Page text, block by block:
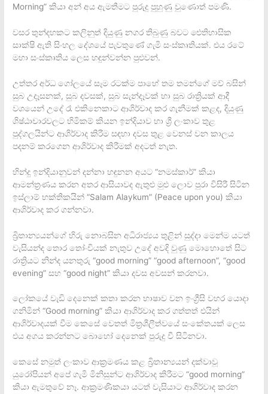
Morning” කියා අන් අය ඇමතීමට පුරුදු පුහුණු වුණොත් පමණි.
වසර තුන්දහකට කලිනුත් දියුණු නගර තිබුණු බවට ඓතිහාසික
සාක්ෂි ඇති සිංහල දේශයේ පැවතුණේ ගැමි සංස්කෘතියක්. එය රටේ
මහා සංස්කෘතිය ලෙස හඳුන්වන්න පුළුවන්.
උත්තර අර්ධ ගෝලයේ සෑම රටක්ම පාහේ තම තමන්ගේ මව් බසින්
සුබ උදෑසනක්, සුබ දවසක්, සුබ සැන්දෑවක් හා සුබ රාත්‍රියක් ආදී
වශයෙන් උදේ රෑ එකිනෙකාට ආශිර්වාද කර ගැනීමක් කළද, දියුණු
ශිෂ්ඨාචාරවලට හිමිකම් කියන ඉන්දියාව හා ශ්‍රී ලංකාව තුළ
පුද්ගලයින්ට ආශිර්වාද කිරීම සඳහා දවස තුළ වෙනස් වන කාලය
පදනම් කරගෙන ආශිර්වාද කිරීමක් අදටත් නැත.
හින්දු ඉන්දියානුවන් දන්නා හඳුනන අයට “නමස්කාර්” කියා
ආමන්ත්‍රණය කරන අතර ආසියාවද ඇතුළු මුළු ලොව පුරා විසිරී සිටින
ඉස්ලාම් භක්තිකයින් “Salam Alaykum” (Peace upon you) කියා
ආශිර්වාද කර ගන්නවා.
බ්‍රිතාන්‍යයන්ගේ හිරු නොබසින අධිරාජ්‍යය තුළින් සුද්දා මෙන්ම යටත්
වැසියන්ද තොර තෝංචියක් නැතුව උදේ අවදි වුණු මොහොතේ සිට
රාත්‍රියට නින්ද යනතුරු “good morning” “good afternoon”, “good
evening” සහ “good night” කියා දවස අවසන් කරනවා.
ලෝකයේ වැඩි දෙනෙක් කතා කරන භාෂාව වන ඉංග්‍රීසි වහර යොදා
ගනිමින් “Good morning” කියා ආශිර්වාද කර ගත්තත් එයින්
ආශිර්වාදයක් වීම කෙසේ වෙතත් මිත්‍රශීලීත්වයේ සංකේතයක් ලෙස
එය අගය කරන්නට බොහෝ දෙනෙක් පුරුදු වී සිටිනවා.
කෙසේ නමුත් ලංකාව ආක්‍රමණය කළ ‍බ්‍රිතාන්‍යයන් දක්වාවූ
යුරෝපියන් අපේ ගැමි මිනිසුන්ට ආශිර්වාද කිරීමට “good morning”
කියා ඇමතුවේ නෑ. ආක්‍රමණිකයා යටත් වැසියාට ආශිර්වාද කරන